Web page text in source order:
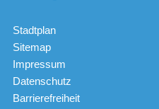
Stadtplan
Sitemap
Impressum
Datenschutz
Barrierefreiheit